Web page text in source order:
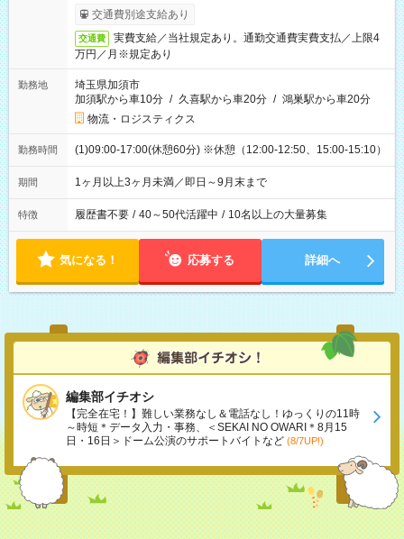
交通費別途支給あり
交通費
実費支給／当社規定あり。通勤交通費実費支払／上限4
万円／月※規定あり
勤務地
埼玉県加須市
加須駅から車10分 / 久喜駅から車20分 / 鴻巣駅から車20分
物流・ロジスティクス
勤務時間 (1)09:00-17:00(休憩60分) ※休憩（12:00-12:50、15:00-15:10）
期間 1ヶ月以上3ヶ月未満／即日～9月末まで
特徴 履歴書不要 / 40～50代活躍中 / 10名以上の大量募集
気になる！ 応募する 詳細へ
編集部イチオシ
【完全在宅！】難しい業務なし＆電話なし！ゆっくりの11時
～時短＊データ入力・事務、＜SEKAI NO OWARI＊8月15
日・16日＞ドーム公演のサポートバイトなど (8/7UP!)